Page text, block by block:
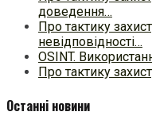
доведення…
Про тактику
невідповідності…
OSINT.
Про тактику
Останні новини